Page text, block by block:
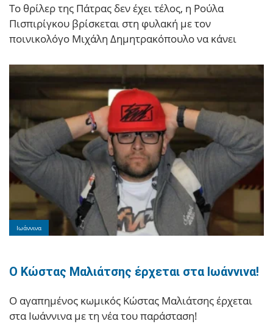
Το θρίλερ της Πάτρας δεν έχει τέλος, η Ρούλα
Πισπιρίγκου βρίσκεται στη φυλακή με τον
ποινικολόγο Μιχάλη Δημητρακόπουλο να κάνει
Ιωάννινα
Ο Κώστας Μαλιάτσης έρχεται στα Ιωάννινα!
Ο αγαπημένος κωμικός Κώστας Μαλιάτσης έρχεται
στα Ιωάννινα με τη νέα του παράσταση!